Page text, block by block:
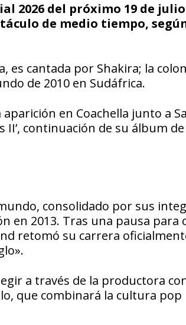
2026 del próximo 19 de
de medio tiempo,
es cantada por Shakira; la
de 2010 en Sudáfrica.
en Coachella junto a
II’, continuación de su álbum
consolidado por sus
en 2013. Tras una pausa para
retomó su carrera
a través de la productora
que combinará la cultura pop